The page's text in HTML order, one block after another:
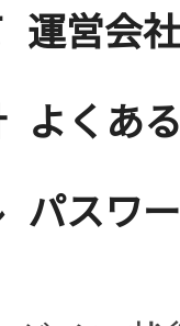
運営会社
よくあ
パスワ